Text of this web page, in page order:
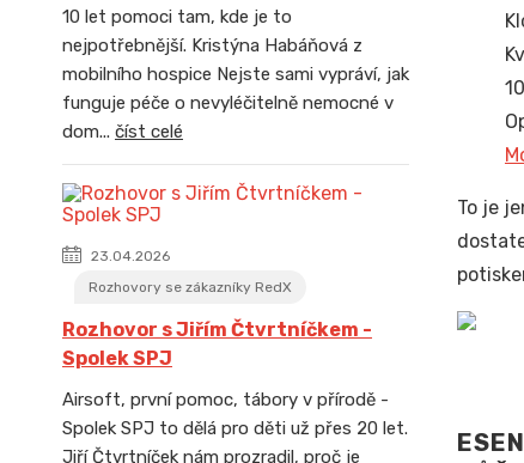
10 let pomoci tam, kde je to
nejpotřebnější. Kristýna Habáňová z
mobilního hospice Nejste sami vypráví, jak
funguje péče o nevyléčitelně nemocné v
dom... číst celé
23.04.2026
Rozhovory se zákazníky RedX
Rozhovor s Jiřím Čtvrtníčkem -
Spolek SPJ
Airsoft, první pomoc, tábory v přírodě -
Spolek SPJ to dělá pro děti už přes 20 let.
Jiří Čtvrtníček nám prozradil, proč je
To je